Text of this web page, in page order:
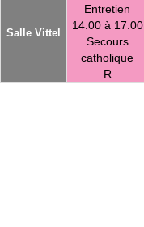
Salle Vittel
Entretien
14:00 à 17:00
Secours
catholique
R